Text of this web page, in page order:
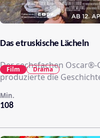
Das etruskische Lächeln
Der sechsfachen
produzierte die
108
Min.
Film Drama